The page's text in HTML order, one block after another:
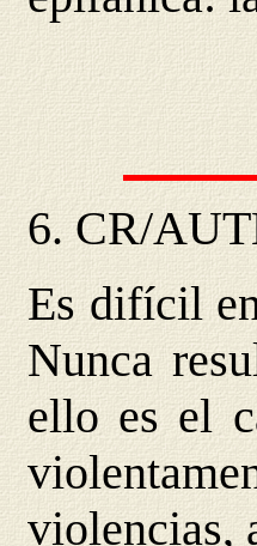
6. CR/
Es difícil
Nunca
ello es el
violencias,